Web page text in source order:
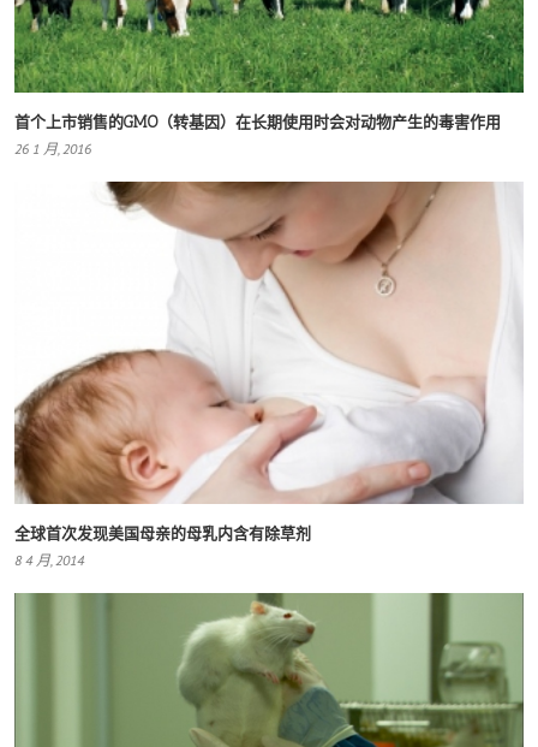
首个上市销售的GMO（转基因）在长期使用时会对动物产生的毒害作用
26 1 月, 2016
全球首次发现美国母亲的母乳内含有除草剂
8 4 月, 2014